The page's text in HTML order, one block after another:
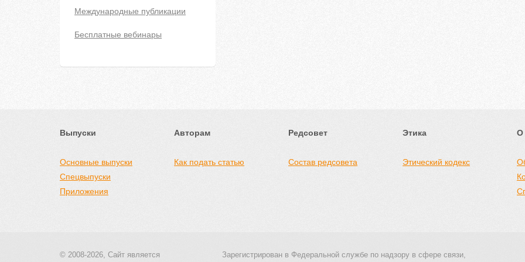
Международные публикации
Бесплатные вебинары
Выпуски
Основные выпуски
Спецвыпуски
Приложения
Авторам
Как подать статью
Редсовет
Состав редсовета
Этика
Этический кодекс
О
© 2008-2026, Сайт является
Зарегистрирован в Федеральной службе по надзору в сфере связи,